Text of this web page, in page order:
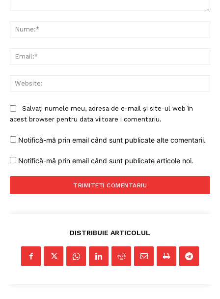
Un proiect
FREEDOM HOUSE ROMÂNIA
PRESShub
Despre noi / Echipa
Proiecte editoriale
Salvați numele meu, adresa de e-mail și site-ul web în
acest browser pentru data viitoare i comentariu.
Notifică-mă prin email când sunt publicate alte comentarii.
Notifică-mă prin email când sunt publicate articole noi.
DISTRIBUIE ARTICOLUL